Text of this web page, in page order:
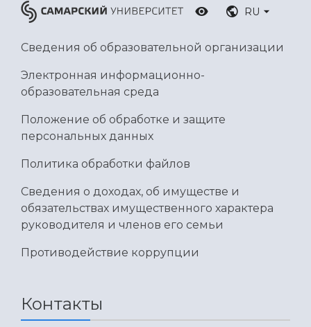
RU
Сведения об образовательной организации
Электронная информационно-
образовательная среда
Положение об обработке и защите
персональных данных
Политика обработки файлов
Сведения о доходах, об имуществе и
обязательствах имущественного характера
руководителя и членов его семьи
Противодействие коррупции
Контакты